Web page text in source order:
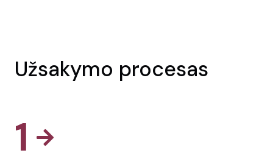
Užsakymo procesas
1